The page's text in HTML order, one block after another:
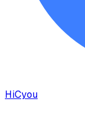
HiCyou